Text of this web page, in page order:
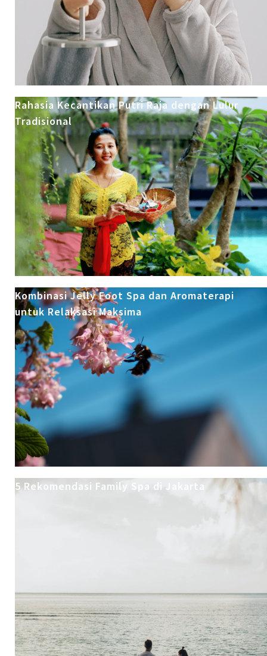
Rahasia Kecantikan Putri Raja dengan Lulur
Tradisional
Kombinasi Jelly Foot Spa dan Aromaterapi
untuk Relaksasi Maksima
5 Rekomendasi Family Spa di Jakarta